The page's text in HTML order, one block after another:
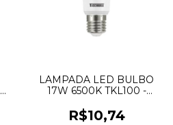
LAMPADA LED BULBO
17W 6500K TKL100 -
R$10,74